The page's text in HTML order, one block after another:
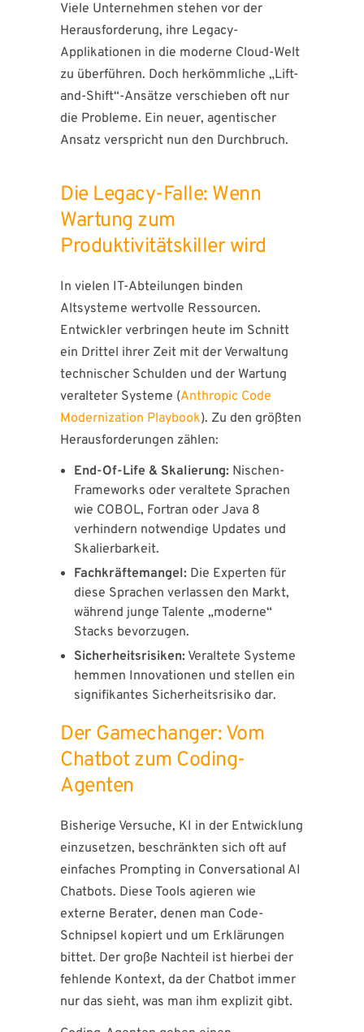
Viele Unternehmen stehen vor der
Herausforderung, ihre Legacy-
Applikationen in die moderne Cloud-Welt
zu überführen. Doch herkömmliche „Lift-
and-Shift“-Ansätze verschieben oft nur
die Probleme. Ein neuer, agentischer
Ansatz verspricht nun den Durchbruch.
Die Legacy-Falle: Wenn
Wartung zum
Produktivitätskiller wird
In vielen IT-Abteilungen binden
Altsysteme wertvolle Ressourcen.
Entwickler verbringen heute im Schnitt
ein Drittel ihrer Zeit mit der Verwaltung
technischer Schulden und der Wartung
veralteter Systeme (Anthropic Code
Modernization Playbook). Zu den größten
Herausforderungen zählen:
End-Of-Life & Skalierung: Nischen-
Frameworks oder veraltete Sprachen
wie COBOL, Fortran oder Java 8
verhindern notwendige Updates und
Skalierbarkeit.
Fachkräftemangel: Die Experten für
diese Sprachen verlassen den Markt,
während junge Talente „moderne“
Stacks bevorzugen.
Sicherheitsrisiken: Veraltete Systeme
hemmen Innovationen und stellen ein
signifikantes Sicherheitsrisiko dar.
Der Gamechanger: Vom
Chatbot zum Coding-
Agenten
Bisherige Versuche, KI in der Entwicklung
einzusetzen, beschränkten sich oft auf
einfaches Prompting in Conversational AI
Chatbots. Diese Tools agieren wie
externe Berater, denen man Code-
Schnipsel kopiert und um Erklärungen
bittet. Der große Nachteil ist hierbei der
fehlende Kontext, da der Chatbot immer
nur das sieht, was man ihm explizit gibt.